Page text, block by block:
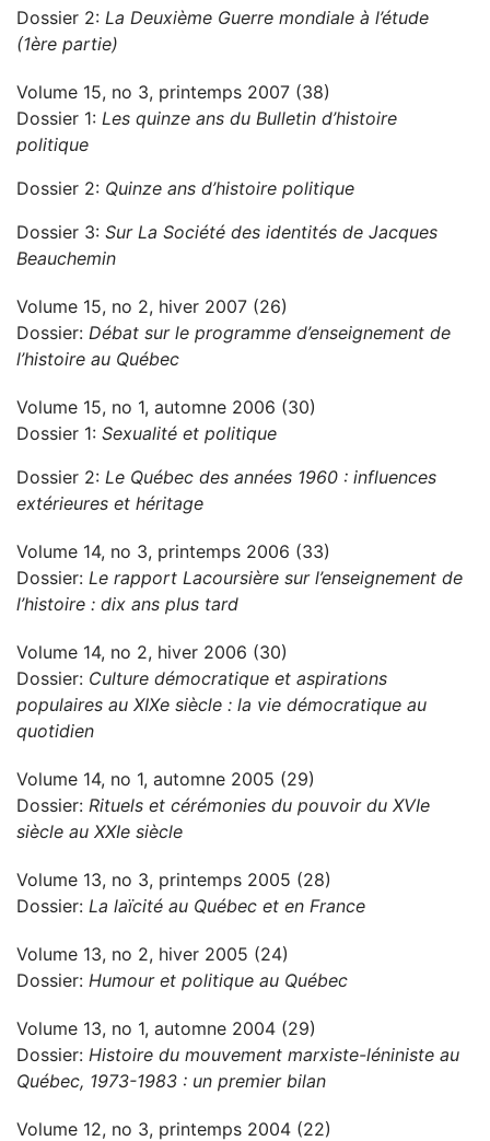
Dossier 2: La Deuxième Guerre mondiale à l’étude
(1ère partie)
Volume 15, no 3, printemps 2007 (38)
Dossier 1: Les quinze ans du Bulletin d’histoire
politique
Dossier 2: Quinze ans d’histoire politique
Dossier 3: Sur La Société des identités de Jacques
Beauchemin
Volume 15, no 2, hiver 2007 (26)
Dossier: Débat sur le programme d’enseignement de
l’histoire au Québec
Volume 15, no 1, automne 2006 (30)
Dossier 1: Sexualité et politique
Dossier 2: Le Québec des années 1960 : influences
extérieures et héritage
Volume 14, no 3, printemps 2006 (33)
Dossier: Le rapport Lacoursière sur l’enseignement de
l’histoire : dix ans plus tard
Volume 14, no 2, hiver 2006 (30)
Dossier: Culture démocratique et aspirations
populaires au XIXe siècle : la vie démocratique au
quotidien
Volume 14, no 1, automne 2005 (29)
Dossier: Rituels et cérémonies du pouvoir du XVIe
siècle au XXIe siècle
Volume 13, no 3, printemps 2005 (28)
Dossier: La laïcité au Québec et en France
Volume 13, no 2, hiver 2005 (24)
Dossier: Humour et politique au Québec
Volume 13, no 1, automne 2004 (29)
Dossier: Histoire du mouvement marxiste-léniniste au
Québec, 1973-1983 : un premier bilan
Volume 12, no 3, printemps 2004 (22)